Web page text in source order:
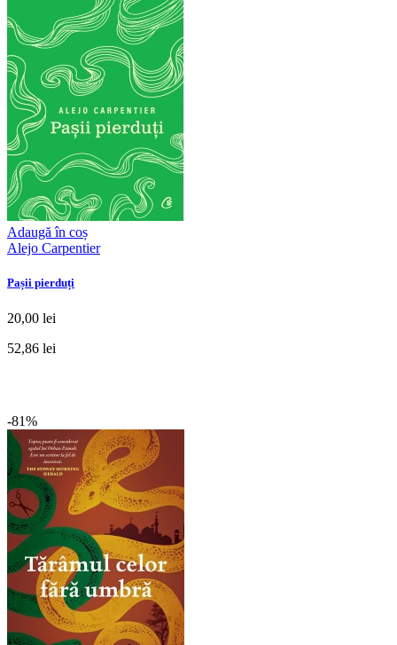
Adaugă în coș
Alejo Carpentier
Pașii pierduți
20,00 lei
52,86 lei
-81%